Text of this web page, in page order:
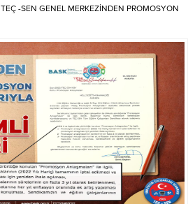
TEÇ -SEN GENEL MERKEZİNDEN PROMOSYON